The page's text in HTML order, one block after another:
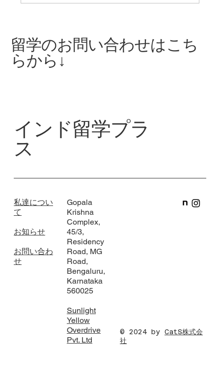
留学ができるチャンス！
インド留学プラ
ス
私達につい
て
お知らせ
お問い合わ
せ
Gopala
Krishna
Complex,
45/3,
Residency
Road, MG
Road,
Bengaluru,
Karnataka
560025
Sunlight
Yellow
Overdrive
Pvt. Ltd
© 2024 by CatS株式会
社
留学のお問い合わせはこち
らから↓